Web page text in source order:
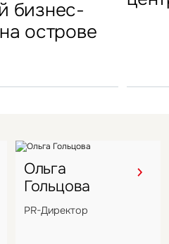
бизнес-
острове
откроется
Ольга
Гольцова
PR-Директор